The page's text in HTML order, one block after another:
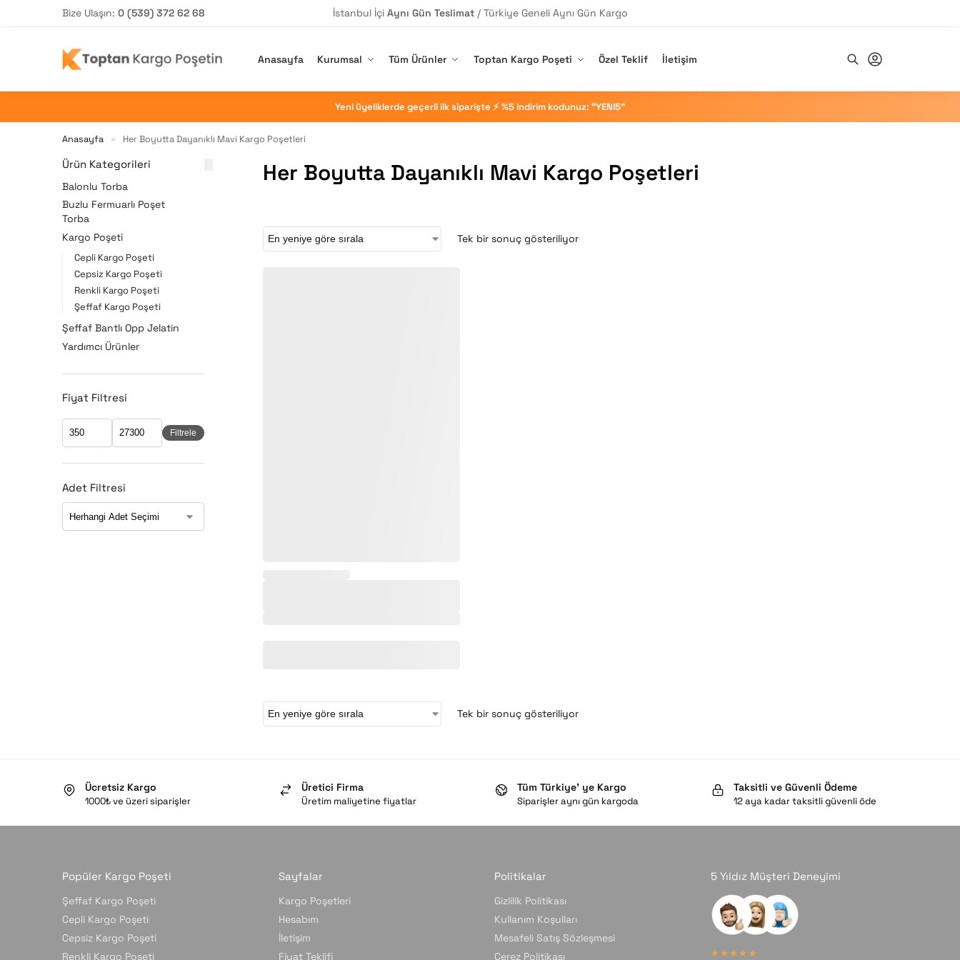
Bize Ulaşın: 0 (539) 372 62 68 İstanbul İçi Aynı Gün Teslimat/ Türkiye Geneli Aynı Gün Kargo
Anasayfa Kurumsal Tüm Ürünler Toptan Kargo Poşeti Özel Teklif İletişim
Arama yap
Yeni üyeliklerde geçerli ilk siparişte ⚡ %5 indirim kodunuz: “YENI5”
Anasayfa » Her Boyutta Dayanıklı Mavi Kargo Poşetleri
Her Boyutta Dayanıklı Mavi Kargo Poşetleri
Tek bir sonuç gösteriliyor
Tek bir sonuç gösteriliyor
Ürün Kategorileri
Balonlu Torba
Buzlu Fermuarlı Poşet
Torba
Kargo Poşeti
Cepli Kargo Poşeti
Cepsiz Kargo Poşeti
Renkli Kargo Poşeti
Şeffaf Kargo Poşeti
Şeffaf Bantlı Opp Jelatin
Yardımcı Ürünler
Fiyat Filtresi
Filtrele
Adet Filtresi
Ücretsiz Kargo
1000₺ ve üzeri siparişler
Üretici Firma
Üretim maliyetine fiyatlar
Tüm Türkiye’ ye Kargo
Siparişler aynı gün kargoda
Taksitli ve Güvenli Ödeme
12 aya kadar taksitli güvenli öde
Popüler Kargo Poşeti
Şeffaf Kargo Poşeti
Cepli Kargo Poşeti
Cepsiz Kargo Poşeti
Renkli Kargo Poşeti
Sayfalar
Kargo Poşetleri
Hesabım
İletişim
Fiyat Teklifi
Politikalar
Gizlilik Politikası
Kullanım Koşulları
Mesafeli Satış Sözleşmesi
Çerez Politikası
5 Yıldız Müşteri Deneyimi
★★★★★